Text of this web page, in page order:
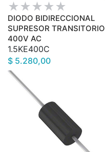
DIODO BIDIRECCIONAL
SUPRESOR TRANSITORIO
400V AC
1.5KE400C
$ 5.280,00